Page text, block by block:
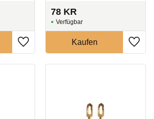
Zu Favoriten hinzufügen
78 KR
Zu